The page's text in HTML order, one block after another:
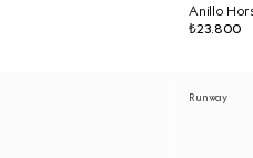
Anillo
₺23.800
Runway